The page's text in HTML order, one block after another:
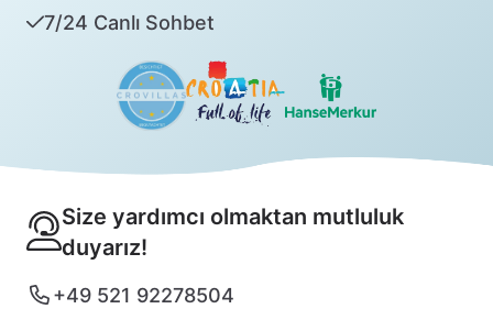
7/24 Canlı Sohbet
Size yardımcı olmaktan mutluluk
duyarız!
+49 521 92278504